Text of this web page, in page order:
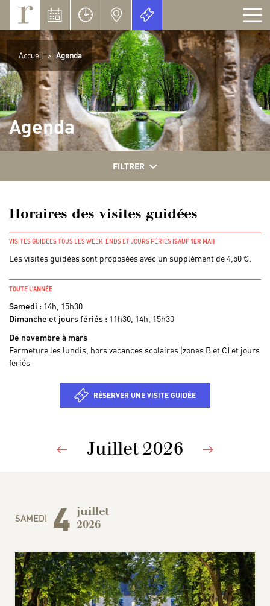
Accueil > Agenda
Agenda
FILTRER
Horaires des visites guidées
VISITES GUIDÉES TOUS LES WEEK-ENDS ET JOURS FÉRIÉS(SAUF 1ER MAI)
Les visites guidées sont proposées avec un supplément de 4,50 €.
TOUTE L’ANNÉE
Samedi : 14h, 15h30
Dimanche et jours fériés : 11h30, 14h, 15h30
De novembre à mars
Fermeture les lundis, hors vacances scolaires (zones B et C) et jours
fériés
RÉSERVER UNE VISITE GUIDÉE
Previous
Juillet 2026
SAMEDI 4 juillet
2026
Panneau de gestion des cookies